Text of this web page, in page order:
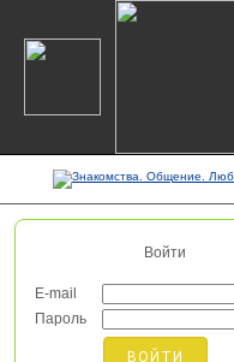
Войти
E-mail
Пароль